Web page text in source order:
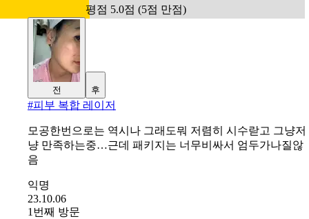
평점 5.0점 (5점 만점)
전 후
#피부 복합 레이저
모공한번으로는 역시나 그래도뭐 저렴히 시수랃고 그냥저
냥 만족하는중…근데 패키지는 너무비싸서 엄두가나질않
음
익명
23.10.06
1번째 방문